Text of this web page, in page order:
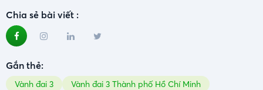
Chia sẻ bài viết :
Gắn thẻ:
Vành đai 3 Vành đai 3 Thành phố Hồ Chí Minh